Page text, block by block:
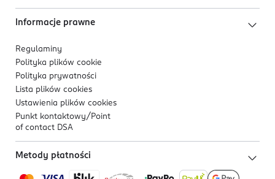
Informacje prawne
Regulaminy
Polityka plików cookie
Polityka prywatności
Lista plików cookies
Ustawienia plików cookies
Punkt kontaktowy/ Point
of contact DSA
Metody płatności